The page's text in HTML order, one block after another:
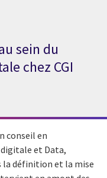
sein du
chez CGI
conseil en
et Data,
la définition et la mise